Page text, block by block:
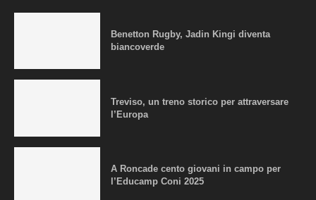
Benetton Rugby, Jadin Kingi diventa
biancoverde
Treviso, un treno storico per attraversare
l’Europa
A Roncade cento giovani in campo per
l’Educamp Coni 2025